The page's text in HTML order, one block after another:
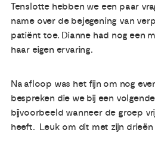
Tenslotte hebben we een paar
name over de bejegening van
patiënt toe. Dianne had nog een
haar eigen ervaring.
Na afloop was het fijn om nog
bespreken die we bij een
bijvoorbeeld wanneer de groep
heeft. Leuk om dit met zijn